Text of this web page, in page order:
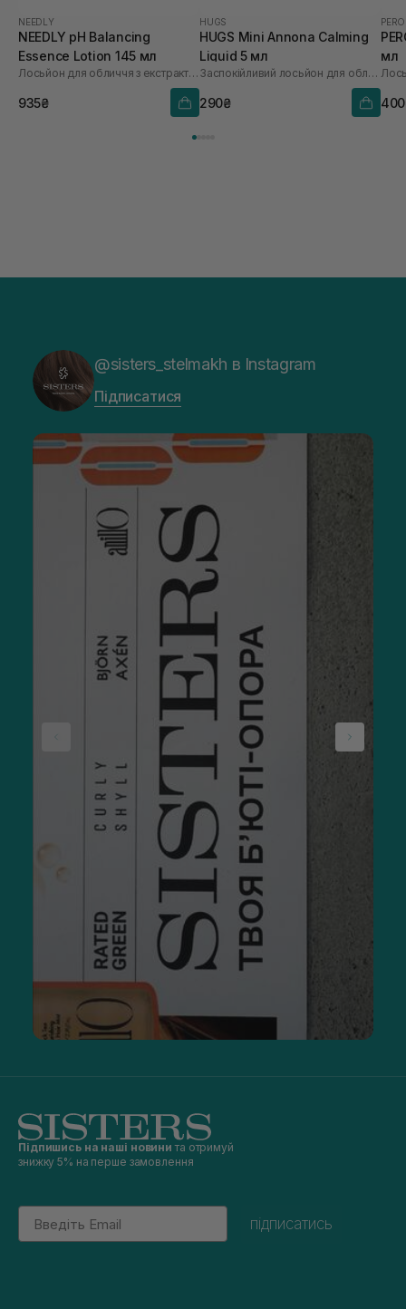
NEEDLY
NEEDLY pH Balancing
Essence Lotion 145 мл
Лосьйон для обличчя з екстрактом альбатрела
935₴
HUGS
HUGS Mini Annona Calming
Liquid 5 мл
Заспокійливий лосьйон для обличчя
290₴
мл
@sisters_stelmakh в Instagram
Підписатися
Підпишись на наші новини та отримуй
знижку 5% на перше замовлення
Email
підписатись